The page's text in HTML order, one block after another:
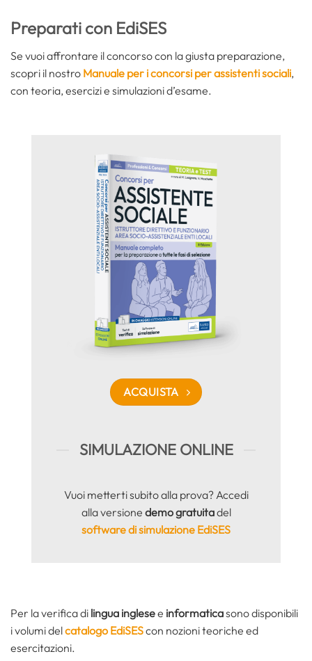
Preparati con EdiSES
Se vuoi affrontare il concorso con la giusta preparazione,
scopri il nostro Manuale per i concorsi per assistenti sociali,
con teoria, esercizi e simulazioni d’esame.
ACQUISTA
SIMULAZIONE ONLINE
Vuoi metterti subito alla prova? Accedi
alla versione demo gratuitadel
software di simulazione EdiSES
Per la verifica di lingua inglesee informaticasono disponibili
i volumi delcatalogo EdiSEScon nozioni teoriche ed
esercitazioni.